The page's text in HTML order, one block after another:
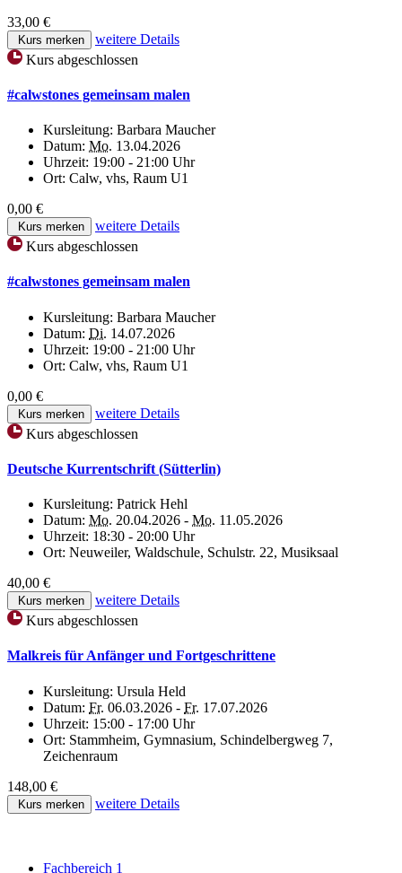
33,00 €
Kurs merken
weitere Details
Kurs abgeschlossen
#calwstones gemeinsam malen
Kursleitung: Barbara Maucher
Datum: Mo. 13.04.2026
Uhrzeit: 19:00 - 21:00 Uhr
Ort: Calw, vhs, Raum U1
0,00 €
Kurs merken
weitere Details
Kurs abgeschlossen
#calwstones gemeinsam malen
Kursleitung: Barbara Maucher
Datum: Di. 14.07.2026
Uhrzeit: 19:00 - 21:00 Uhr
Ort: Calw, vhs, Raum U1
0,00 €
Kurs merken
weitere Details
Kurs abgeschlossen
Deutsche Kurrentschrift (Sütterlin)
Kursleitung: Patrick Hehl
Datum: Mo. 20.04.2026 - Mo. 11.05.2026
Uhrzeit: 18:30 - 20:00 Uhr
Ort: Neuweiler, Waldschule, Schulstr. 22, Musiksaal
40,00 €
Kurs merken
weitere Details
Kurs abgeschlossen
Malkreis für Anfänger und Fortgeschrittene
Kursleitung: Ursula Held
Datum: Fr. 06.03.2026 - Fr. 17.07.2026
Uhrzeit: 15:00 - 17:00 Uhr
Ort: Stammheim, Gymnasium, Schindelbergweg 7,
Zeichenraum
148,00 €
Kurs merken weitere Details
Fachbereich 1